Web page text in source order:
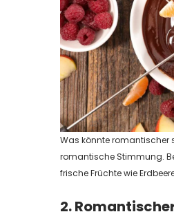
Was könnte romantischer
romantische Stimmung.
frische Früchte wie
2.